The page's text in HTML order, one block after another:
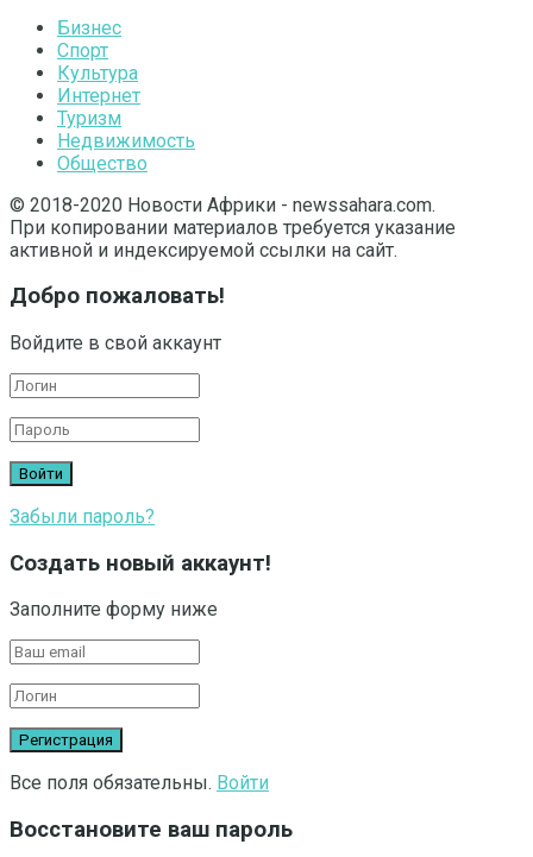
Бизнес
Спорт
Культура
Интернет
Туризм
Недвижимость
Общество
© 2018-2020 Новости Африки - newssahara.com.
При копировании материалов требуется указание
активной и индексируемой ссылки на сайт.
Добро пожаловать!
Войдите в свой аккаунт
Забыли пароль?
Создать новый аккаунт!
Заполните форму ниже
Все поля обязательны. Войти
Восстановите ваш пароль